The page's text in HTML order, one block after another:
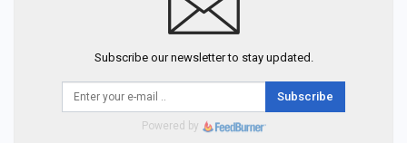
Subscribe our newsletter to stay updated.
Subscribe
Powered by